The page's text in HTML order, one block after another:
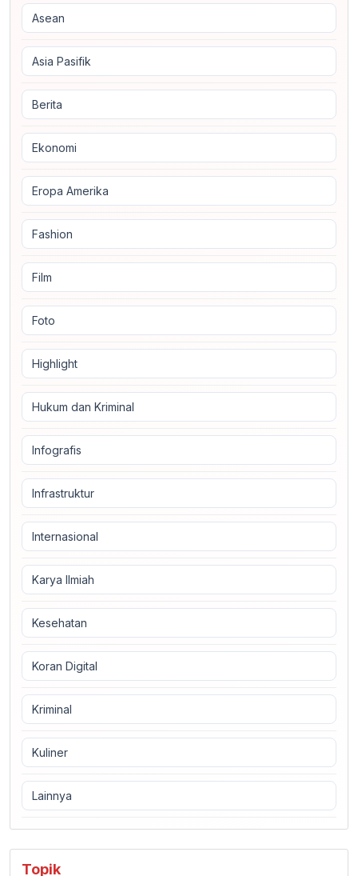
Asean
Asia Pasifik
Berita
Ekonomi
Eropa Amerika
Fashion
Film
Foto
Highlight
Hukum dan Kriminal
Infografis
Infrastruktur
Internasional
Karya Ilmiah
Kesehatan
Koran Digital
Kriminal
Kuliner
Lainnya
Topik